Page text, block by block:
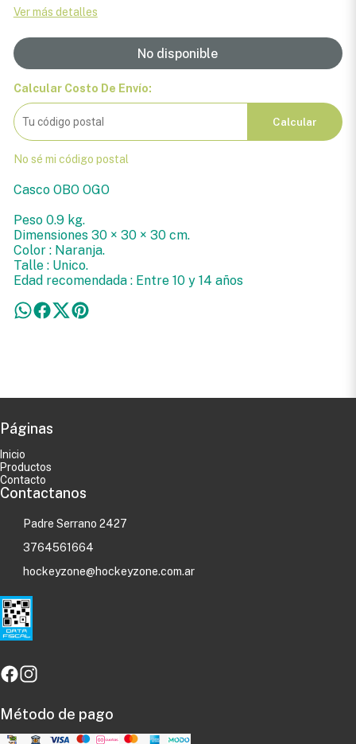
Ver más detalles
No disponible
Calcular Costo De Envío:
Calcular
No sé mi código postal
Casco OBO OGO
Peso 0.9 kg.
Dimensiones 30 × 30 × 30 cm.
Color : Naranja.
Talle : Unico.
Edad recomendada : Entre 10 y 14 años
Páginas
Inicio
Productos
Contacto
Contactanos
Padre Serrano 2427
3764561664
hockeyzone@hockeyzone.com.ar
Método de pago